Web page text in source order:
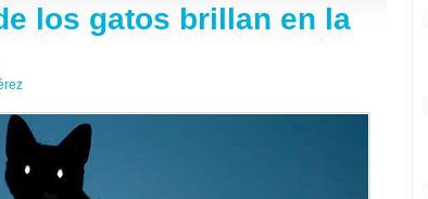
los gatos brillan en la